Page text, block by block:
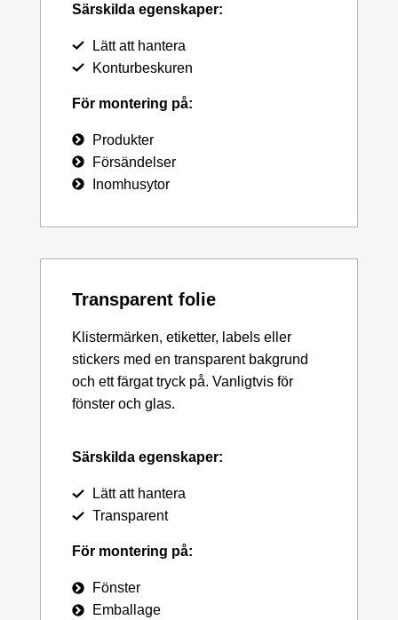
Särskilda egenskaper:
Lätt att hantera
Konturbeskuren
För montering på:
Produkter
Försändelser
Inomhusytor
Transparent folie
Klistermärken, etiketter, labels eller
stickers med en transparent bakgrund
och ett färgat tryck på. Vanligtvis för
fönster och glas.
Särskilda egenskaper:
Lätt att hantera
Transparent
För montering på:
Fönster
Emballage